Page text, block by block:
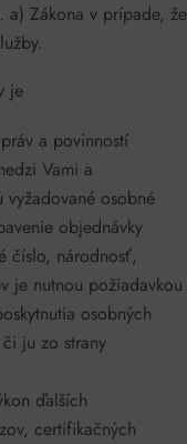
a) Zákona v prípade, že
je
a povinností
Vami a
osobné
objednávky
číslo, národnosť,
je nutnou požiadavkou
osobných
ju zo strany
ďalších
certifikačných